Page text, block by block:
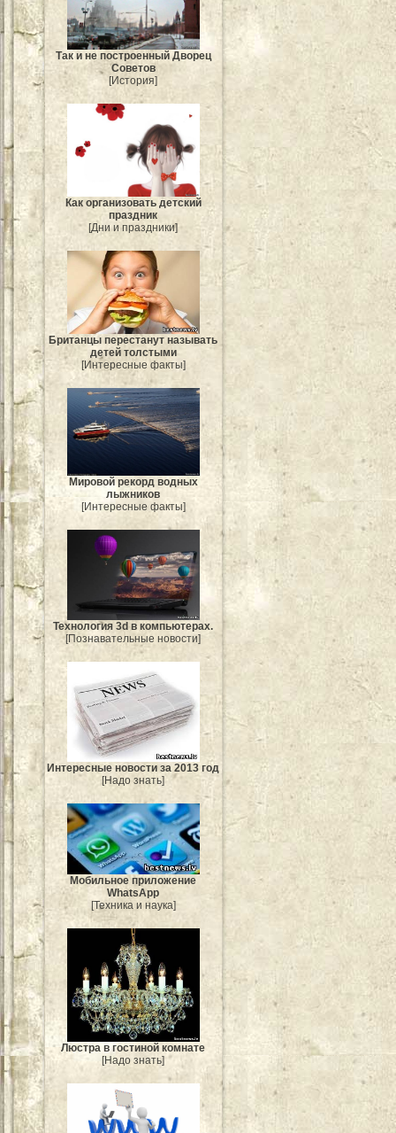
Так и не построенный Дворец
Советов
[История]
Как организовать детский
праздник
[Дни и праздники]
Британцы перестанут называть
детей толстыми
[Интересные факты]
Мировой рекорд водных
лыжников
[Интересные факты]
Технология 3d в компьютерах.
[Познавательные новости]
Интересные новости за 2013 год
[Надо знать]
Мобильное приложение
WhatsApp
[Техника и наука]
Люстра в гостиной комнате
[Надо знать]